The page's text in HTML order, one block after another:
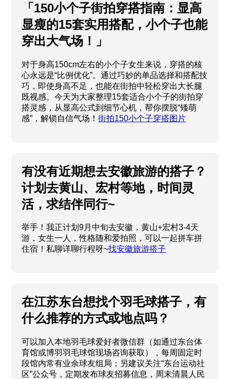
「150小个子街拍穿搭指南：显高
显瘦的15套实用搭配，小个子也能
穿出大气场！」
对于身高150cm左右的小个子女生来说，穿搭的核
心永远是“比例优化”。通过巧妙的单品选择和搭配技
巧，即使身高不足，也能在街拍中轻松穿出大长腿
既视感。今天为大家整理15套适合小个子的街拍穿
搭灵感，从显高公式到细节心机，帮你摆脱“矮萌
感”，解锁自信气场！街拍150小个子穿搭图片
有没有近期想去安徽旅游的搭子？
计划去黄山、宏村等地，时间灵
活，求结伴同行~
举手！我正计划9月中旬去安徽，黄山+宏村3-4天
游，女生一人，性格随和爱拍照，可以一起拼车拼
住宿！私聊详聊行程呀~找安徽旅游搭子
在江苏东台想找个羽毛球搭子，有
什么推荐的方式或地点吗？
可以加入本地羽毛球爱好者微信群（如通过东台体
育馆或博羽羽毛球馆现场咨询获取），每周固定时
段馆内常有业余球友组局；另建议关注“东台运动社
区”公众号，定期发布球友招募信息，周末清晨人民